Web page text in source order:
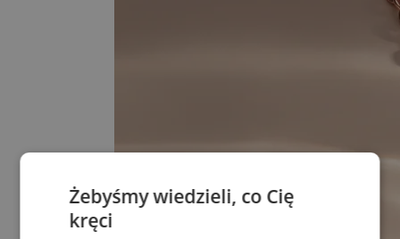
Żebyśmy wiedzieli, co Cię
kręci